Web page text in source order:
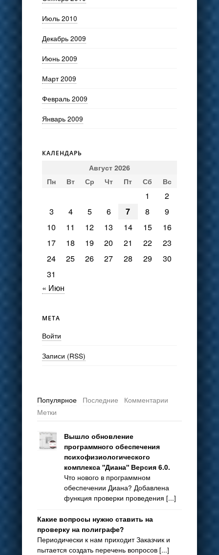
Июль 2010
Декабрь 2009
Июнь 2009
Март 2009
Февраль 2009
Январь 2009
КАЛЕНДАРЬ
Август 2026
Пн
Вт Ср Чт Пт Сб Вс
1
2
3
4 5 6 7 8
9
10
11 12 13 14 15
16
17
18 19 20 21 22
23
24
25 26 27 28 29
30
31
« Июн
МЕТА
Войти
Записи (RSS)
Популярное Последние
Комментарии
Метки
Вышло обновление
программного обеспечения
психофизиологического
комплекса "Диана" Версия 6.0.
Что нового в программном
обеспечении Диана? Добавлена
функция проверки проведения [...]
Какие вопросы нужно ставить на
проверку на полиграфе?
Периодически к нам приходит Заказчик и
пытается создать перечень вопросов [...]